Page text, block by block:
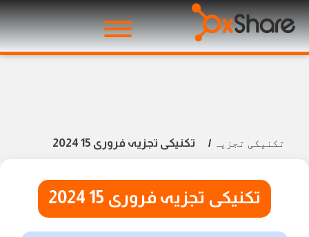
تکنیکی تجزیہ / تکنیکی تجزیہ فروری 15 2024
تکنیکی تجزیہ فروری 15 2024